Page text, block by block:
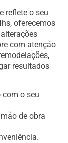
reflete o seu
oferecemos
com atenção
resultados
o seu
de obra